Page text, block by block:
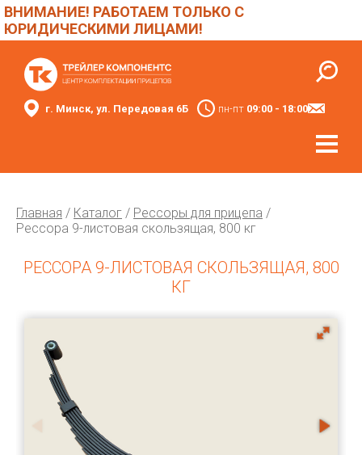
ВНИМАНИЕ! РАБОТАЕМ ТОЛЬКО С
ЮРИДИЧЕСКИМИ ЛИЦАМИ!
пн-пт 09:00 - 18:00
г. Минск, ул. Передовая 6Б
Главная / Каталог / Рессоры для прицепа /
Рессора 9-листовая скользящая, 800 кг
РЕССОРА 9-ЛИСТОВАЯ СКОЛЬЗЯЩАЯ, 800
КГ